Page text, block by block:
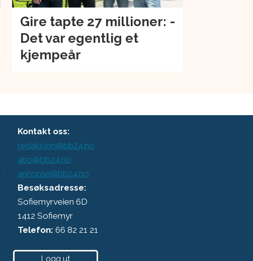
Gire tapte 27 millioner: -
Det var egentlig et
kjempeår
Kontakt oss:
redaksjon@bb24.no
abo@bb24.no
annonse@bb24.no
Besøksadresse:
Sofiemyrveien 6D
1412 Sofiemyr
Telefon: 66 82 21 21
Logg ut